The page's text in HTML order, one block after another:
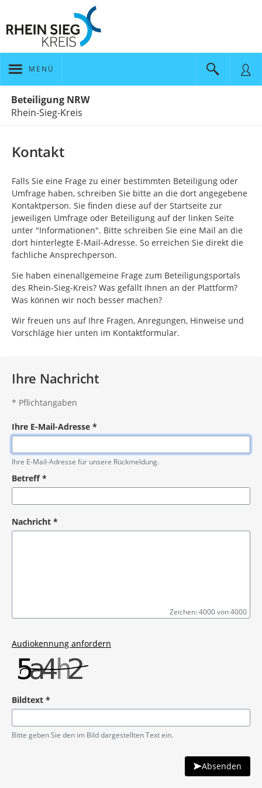
MENÜ
Beteiligung NRW
Rhein-Sieg-Kreis
Kontakt
Falls Sie eine Frage zu einer bestimmten Beteiligung oder
Umfrage haben, schreiben Sie bitte an die dort angegebene
Kontaktperson. Sie finden diese auf der Startseite zur
jeweiligen Umfrage oder Beteiligung auf der linken Seite
unter "Informationen". Bitte schreiben Sie eine Mail an die
dort hinterlegte E-Mail-Adresse. So erreichen Sie direkt die
fachliche Ansprechperson.
Sie haben einenallgemeine Frage zum Beteiligungsportals
des Rhein-Sieg-Kreis? Was gefällt Ihnen an der Plattform?
Was können wir noch besser machen?
Wir freuen uns auf Ihre Fragen, Anregungen, Hinweise und
Vorschläge hier unten im Kontaktformular.
Ihre Nachricht
* Pflichtangaben
Ihre E-Mail-Adresse *
Pflichtangabe
Ihre E-Mail-Adresse für unsere Rückmeldung.
Betreff*
Nachricht *
Zeichen: 4000 von 4000
Audiokennung anfordern
Bildtext *
Pflichtangabe
Bitte geben Sie den im Bild dargestellten Text ein.
Absenden